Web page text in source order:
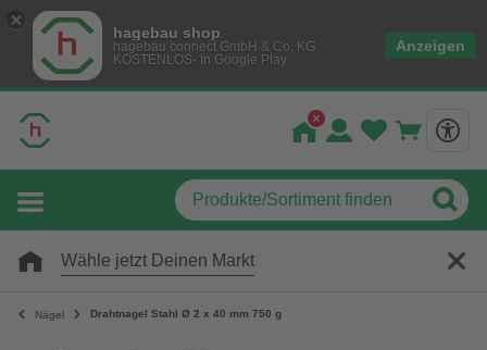
hagebau shop
hagebau connect GmbH & Co. KG
KOSTENLOS- In Google Play
Anzeigen
Wähle jetzt Deinen Markt
Nägel Drahtnagel Stahl Ø 2 x 40 mm 750 g